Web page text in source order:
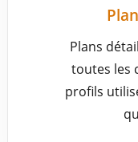
Plans
toutes les
profils